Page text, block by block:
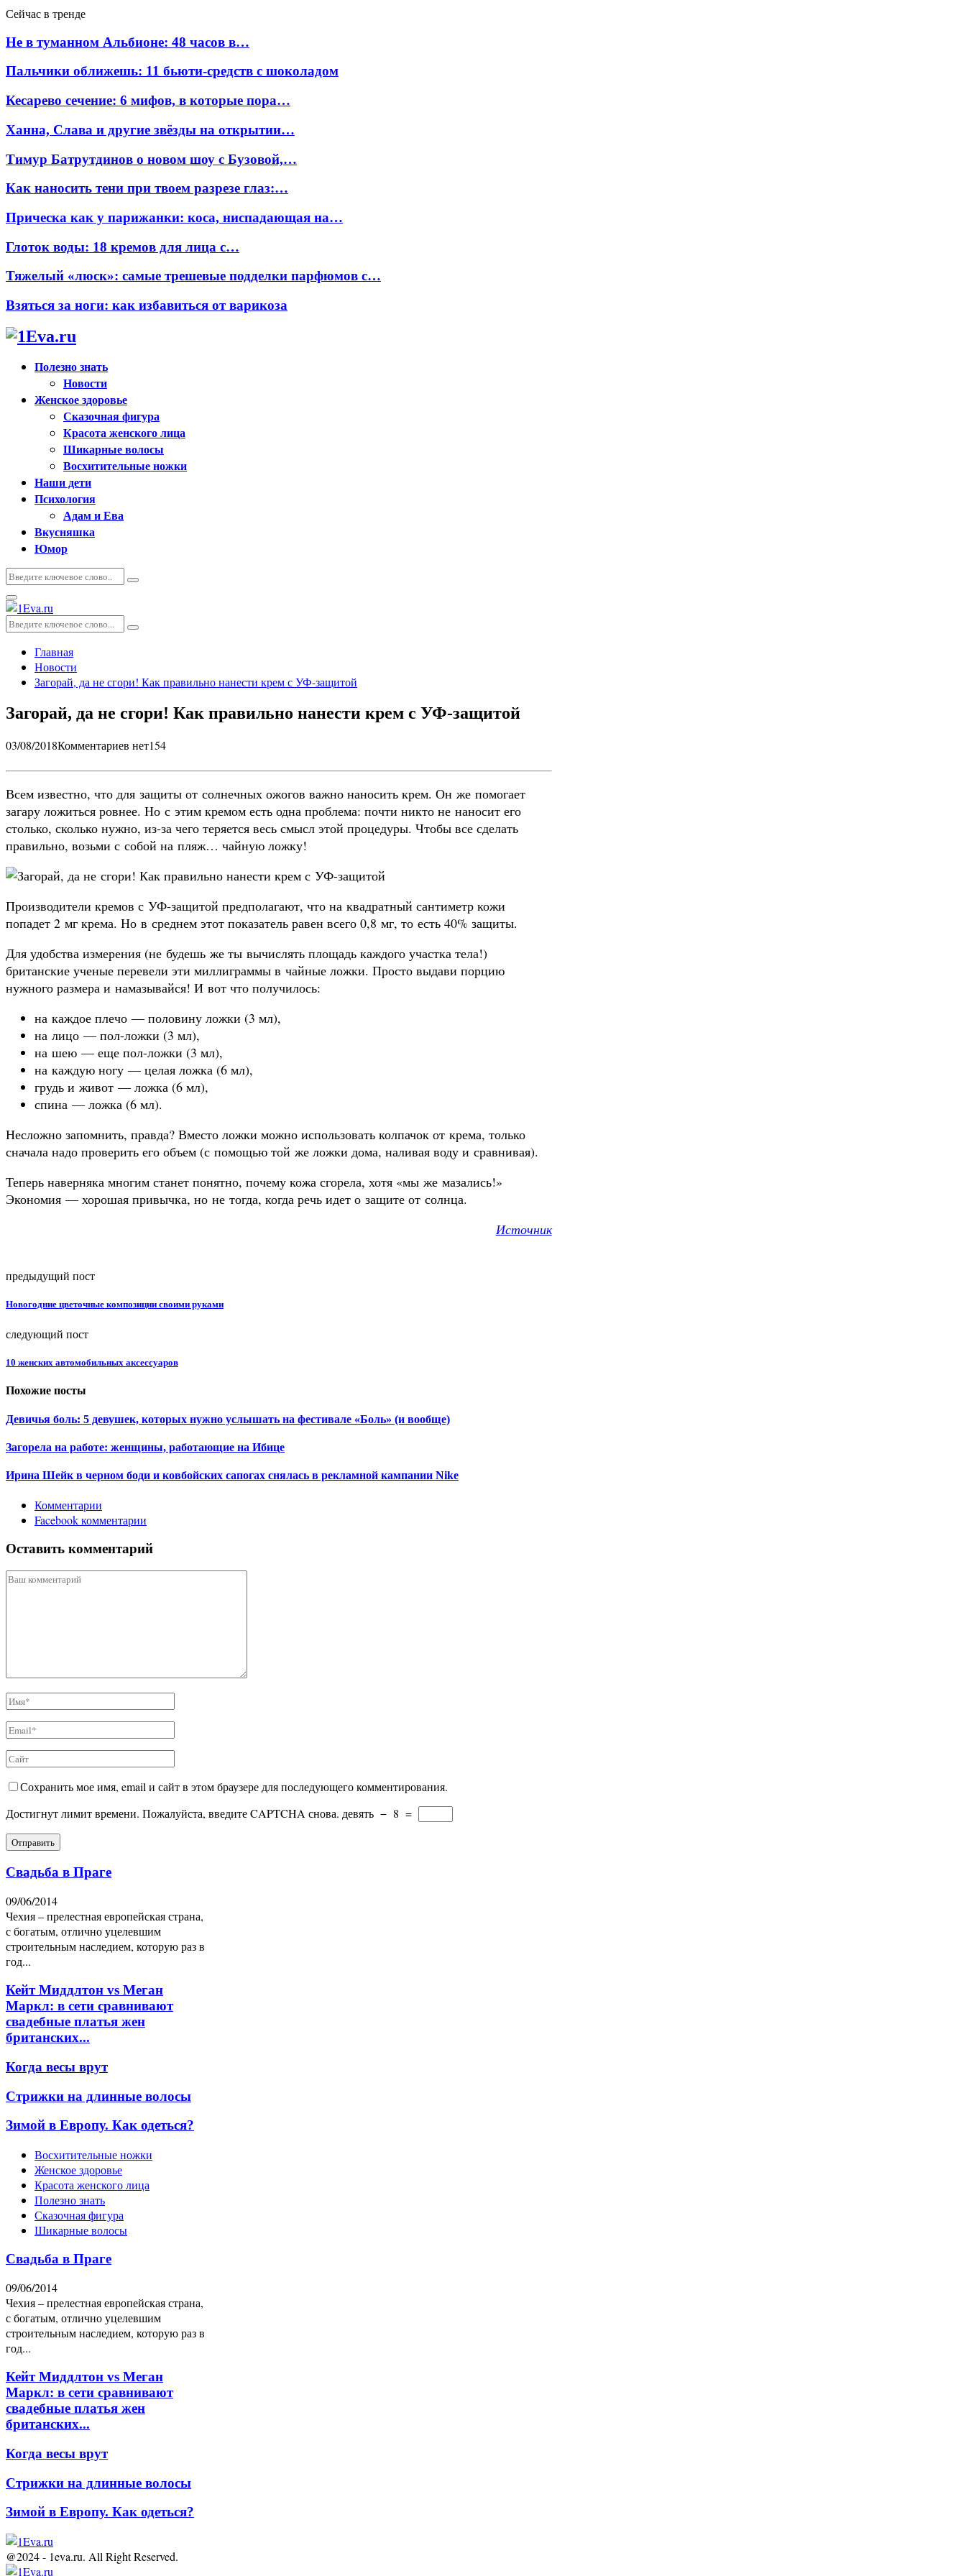
Сейчас в тренде
Не в туманном Альбионе: 48 часов в…
Пальчики оближешь: 11 бьюти-средств с шоколадом
Кесарево сечение: 6 мифов, в которые пора…
Ханна, Слава и другие звёзды на открытии…
Тимур Батрутдинов о новом шоу с Бузовой,…
Как наносить тени при твоем разрезе глаз:…
Прическа как у парижанки: коса, ниспадающая на…
Глоток воды: 18 кремов для лица с…
Тяжелый «люск»: самые трешевые подделки парфюмов с…
Взяться за ноги: как избавиться от варикоза
Полезно знать
Новости
Женское здоровье
Сказочная фигура
Красота женского лица
Шикарные волосы
Восхитительные ножки
Наши дети
Психология
Адам и Ева
Вкусняшка
Юмор
Искать:
Поиск
Основное
меню
Искать:
Поиск
Главная
Новости
Загорай, да не сгори! Как правильно нанести крем с УФ-защитой
Загорай, да не сгори! Как правильно нанести крем с УФ-защитой
03/08/2018Комментариев нет154
Всем известно, что для защиты от солнечных ожогов важно наносить крем. Он же помогает
загару ложиться ровнее. Но с этим кремом есть одна проблема: почти никто не наносит его
столько, сколько нужно, из-за чего теряется весь смысл этой процедуры. Чтобы все сделать
правильно, возьми с собой на пляж… чайную ложку!
Производители кремов с УФ-защитой предполагают, что на квадратный сантиметр кожи
попадет 2 мг крема. Но в среднем этот показатель равен всего 0,8 мг, то есть 40% защиты.
Для удобства измерения (не будешь же ты вычислять площадь каждого участка тела!)
британские ученые перевели эти миллиграммы в чайные ложки. Просто выдави порцию
нужного размера и намазывайся! И вот что получилось:
на каждое плечо — половину ложки (3 мл),
на лицо — пол-ложки (3 мл),
на шею — еще пол-ложки (3 мл),
на каждую ногу — целая ложка (6 мл),
грудь и живот — ложка (6 мл),
спина — ложка (6 мл).
Несложно запомнить, правда? Вместо ложки можно использовать колпачок от крема, только
сначала надо проверить его объем (с помощью той же ложки дома, наливая воду и сравнивая).
Теперь наверняка многим станет понятно, почему кожа сгорела, хотя «мы же мазались!»
Экономия — хорошая привычка, но не тогда, когда речь идет о защите от солнца.
Источник
предыдущий пост
Новогодние цветочные композиции своими руками
следующий пост
10 женских автомобильных аксессуаров
Похожие посты
Девичья боль: 5 девушек, которых нужно услышать на фестивале «Боль» (и вообще)
Загорела на работе: женщины, работающие на Ибице
Ирина Шейк в черном боди и ковбойских сапогах снялась в рекламной кампании Nike
Комментарии
Facebook комментарии
Оставить комментарий
Сохранить мое имя, email и сайт в этом браузере для последующего комментирования.
Достигнут лимит времени. Пожалуйста, введите CAPTCHA снова. девять − 8 =
Свадьба в Праге
09/06/2014
Чехия – прелестная европейская страна,
с богатым, отлично уцелевшим
строительным наследием, которую раз в
год...
Кейт Миддлтон vs Меган
Маркл: в сети сравнивают
свадебные платья жен
британских...
Когда весы врут
Стрижки на длинные волосы
Зимой в Европу. Как одеться?
Восхитительные ножки
Женское здоровье
Красота женского лица
Полезно знать
Сказочная фигура
Шикарные волосы
Свадьба в Праге
09/06/2014
Чехия – прелестная европейская страна,
с богатым, отлично уцелевшим
строительным наследием, которую раз в
год...
Кейт Миддлтон vs Меган
Маркл: в сети сравнивают
свадебные платья жен
британских...
Когда весы врут
Стрижки на длинные волосы
Зимой в Европу. Как одеться?
@2024 - 1eva.ru. All Right Reserved.